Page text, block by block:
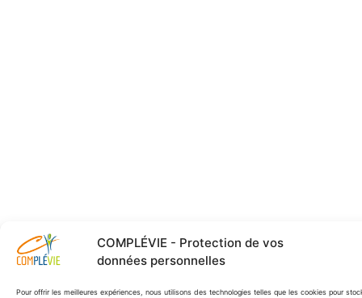
COMPLÉVIE - Protection de vos
données personnelles
Pour offrir les meilleures expériences, nous utilisons des technologies telles que les cookies pour